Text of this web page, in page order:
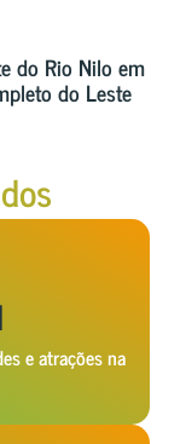
do Rio Nilo em
do Leste
e atrações na